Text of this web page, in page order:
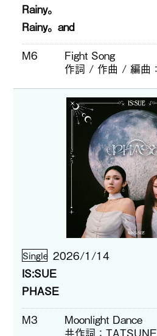
Rainy。
Rainy。and
M6
Fight Song
作詞 / 作曲 / 編曲
Single 2026/1/14
IS:SUE
PHASE
M3
Moonlight Dance
共作詞
TATSUNE